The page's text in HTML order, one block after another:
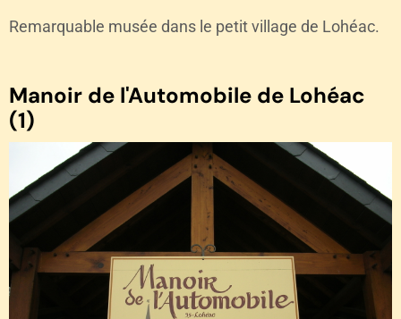
Remarquable musée dans le petit village de Lohéac.
Manoir de l'Automobile de Lohéac
(1)